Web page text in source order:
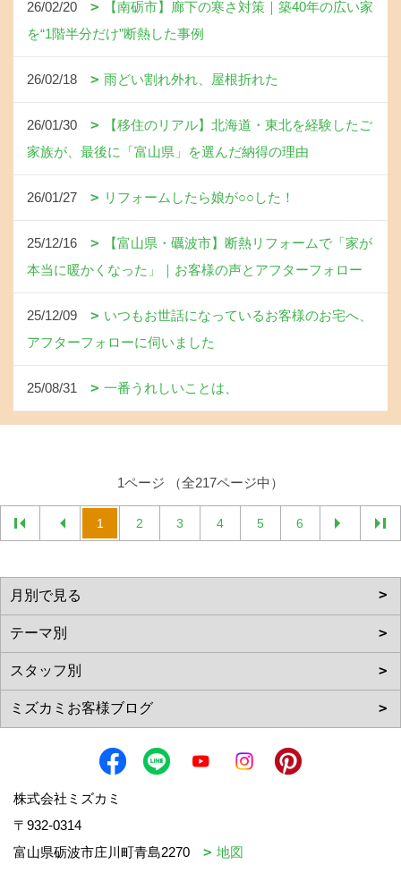
26/02/20
【南砺市】廊下の寒さ対策｜築40年の広い家
を“1階半分だけ”断熱した事例
26/02/18 雨どい割れ外れ、屋根折れた
26/01/30
【移住のリアル】北海道・東北を経験したご
家族が、最後に「富山県」を選んだ納得の理由
26/01/27 リフォームしたら娘が○○した！
25/12/16
【富山県・礪波市】断熱リフォームで「家が
本当に暖かくなった」｜お客様の声とアフターフォロー
25/12/09
いつもお世話になっているお客様のお宅へ、
アフターフォローに伺いました
25/08/31 一番うれしいことは、
1ページ （全217ページ中）
1 2 3 4 5 6
株式会社ミズカミ
〒932-0314
富山県砺波市庄川町青島2270
地図